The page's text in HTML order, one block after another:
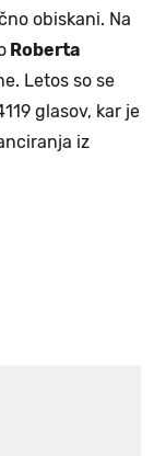
obiskani. Na
Roberta
Letos so se
glasov, kar je
iz